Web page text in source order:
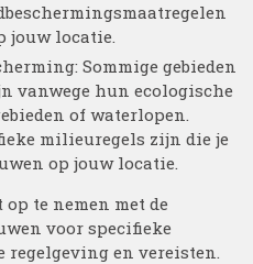
jouw locatie.
Sommige gebieden
vanwege hun ecologische
of waterlopen.
milieuregels zijn die je
op jouw locatie.
te nemen met de
voor specifieke
regelgeving en vereisten.